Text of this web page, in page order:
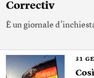
Correctiv
È un giornale
31